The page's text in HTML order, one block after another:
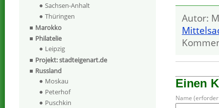
Autor:
Einen
Name
Sachsen-Anhalt
Thüringen
Marokko
Philatelie
Leipzig
Projekt: stadteigenart.de
Russland
Moskau
Peterhof
Puschkin